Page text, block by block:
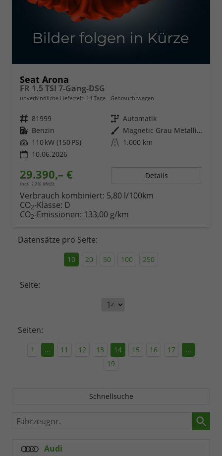
Seat Arona
FR 1.5 TSI 7-Gang-DSG
unverbindliche Lieferzeit: 14 Tage Gebrauchtwagen
Fahrzeugnr. 81999 Getriebe Automatik
Kraftstoff Benzin Außenfarbe
Magnetic Grau Metallic / Dach in Midnight Schwarz Metallic
Leistung 110 kW (150 PS) Kilometerstand 1.000 km
10.06.2026
29.390,– €
incl. 19% MwSt.
Details
Verbrauch kombiniert: 5,80 l/100km
CO2-Klasse: D
CO2-Emissionen: 133,00 g/km
Datensätze pro Seite:
10 20 50 100 250
Seite:
Seiten:
1 ... 11 12 13 14 15 16 17
...
19
Schnellsuche
Fahrzeugnr.
Audi